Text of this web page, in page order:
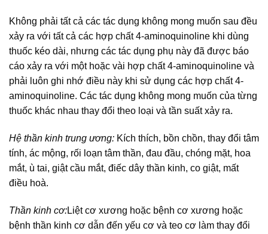
Không phải tất cả các tác dụng không mong muốn sau đều
xảy ra với tất cả các hợp chất 4-aminoquinoline khi dùng
thuốc kéo dài, nhưng các tác dụng phụ này đã được báo
cáo xảy ra với một hoặc vài hợp chất 4-aminoquinoline và
phải luôn ghi nhớ điều này khi sử dụng các hợp chất 4-
aminoquinoline. Các tác dụng không mong muốn của từng
thuốc khác nhau thay đổi theo loại và tần suất xảy ra.
Hệ thần kinh trung ương: Kích thích, bồn chồn, thay đổi tâm
tính, ác mộng, rối loạn tâm thần, đau đầu, chóng mặt, hoa
mắt, ù tai, giật cầu mắt, điếc dây thần kinh, co giật, mất
điều hoà.
Thần kinh cơ:Liệt cơ xương hoặc bệnh cơ xương hoặc
bệnh thần kinh cơ dẫn đến yếu cơ và teo cơ làm thay đổi